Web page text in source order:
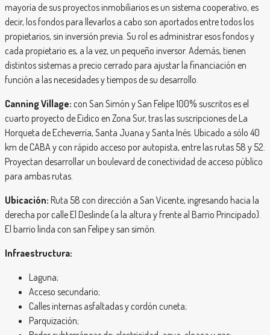
mayoría de sus proyectos inmobiliarios es un sistema cooperativo, es
decir, los fondos para llevarlos a cabo son aportados entre todos los
propietarios, sin inversión previa. Su rol es administrar esos fondos y
cada propietario es, a la vez, un pequeño inversor. Además, tienen
distintos sistemas a precio cerrado para ajustar la financiación en
función a las necesidades y tiempos de su desarrollo.
Canning Village: con San Simón y San Felipe 100% suscritos es el
cuarto proyecto de Eidico en Zona Sur, tras las suscripciones de La
Horqueta de Echeverría, Santa Juana y Santa Inés. Ubicado a sólo 40
km de CABA y con rápido acceso por autopista, entre las rutas 58 y 52.
Proyectan desarrollar un boulevard de conectividad de acceso público
para ambas rutas.
Ubicación: Ruta 58 con dirección a San Vicente, ingresando hacia la
derecha por calle El Deslinde (a la altura y frente al Barrio Principado).
El barrio linda con san Felipe y san simón.
Infraestructura:
Laguna;
Acceso secundario;
Calles internas asfaltadas y cordón cuneta;
Parquización;